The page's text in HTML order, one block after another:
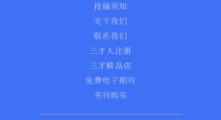
投稿须知
关于我们
联系我们
三才人注册
三才精品店
免费电子期刊
书刊购买